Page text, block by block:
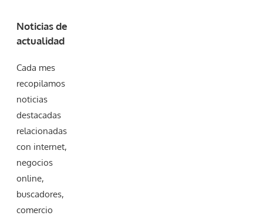
Noticias de
actualidad
Cada mes
recopilamos
noticias
destacadas
relacionadas
con internet,
negocios
online,
buscadores,
comercio